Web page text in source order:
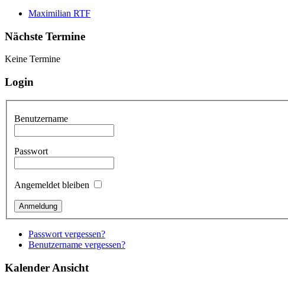
Maximilian RTF
Nächste Termine
Keine Termine
Login
Benutzername
Passwort
Angemeldet bleiben
Passwort vergessen?
Benutzername vergessen?
Kalender Ansicht